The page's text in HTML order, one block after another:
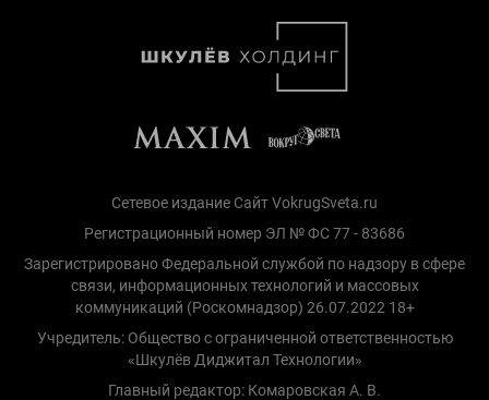
Сетевое издание Сайт VokrugSveta.ru
Регистрационный номер ЭЛ № ФС 77 - 83686
Зарегистрировано Федеральной службой по надзору в сфере
связи, информационных технологий и массовых
коммуникаций (Роскомнадзор) 26.07.2022 18+
Учредитель: Общество с ограниченной ответственностью
«Шкулёв Диджитал Технологии»
Главный редактор: Комаровская А. В.